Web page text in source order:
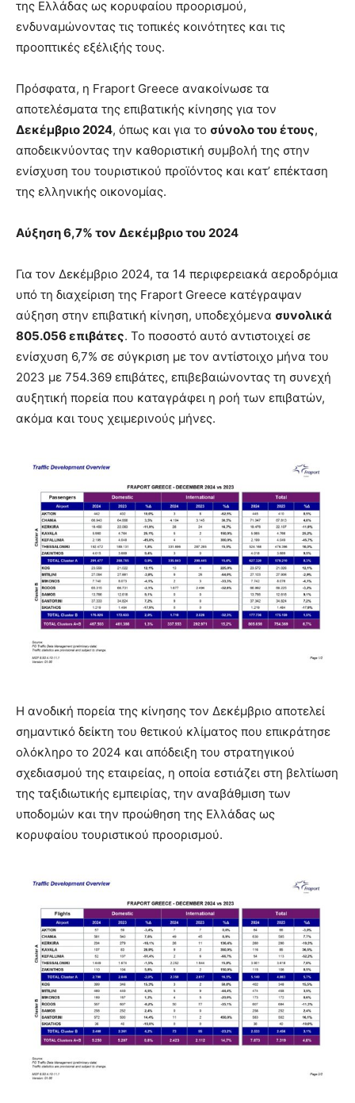
της Ελλάδας ως κορυφαίου προορισμού,
ενδυναμώνοντας τις τοπικές κοινότητες και τις
προοπτικές εξέλιξής τους.
Πρόσφατα, η Fraport Greece ανακοίνωσε τα
αποτελέσματα της επιβατικής κίνησης για τον
Δεκέμβριο 2024, όπως και για το σύνολο του έτους,
αποδεικνύοντας την καθοριστική συμβολή της στην
ενίσχυση του τουριστικού προϊόντος και κατ’ επέκταση
της ελληνικής οικονομίας.
Αύξηση 6,7% τον Δεκέμβριο του 2024
Για τον Δεκέμβριο 2024, τα 14 περιφερειακά αεροδρόμια
υπό τη διαχείριση της Fraport Greece κατέγραψαν
αύξηση στην επιβατική κίνηση, υποδεχόμενα συνολικά
805.056 επιβάτες. Το ποσοστό αυτό αντιστοιχεί σε
ενίσχυση 6,7% σε σύγκριση με τον αντίστοιχο μήνα του
2023 με 754.369 επιβάτες, επιβεβαιώνοντας τη συνεχή
αυξητική πορεία που καταγράφει η ροή των επιβατών,
ακόμα και τους χειμερινούς μήνες.
Η ανοδική πορεία της κίνησης τον Δεκέμβριο αποτελεί
σημαντικό δείκτη του θετικού κλίματος που επικράτησε
ολόκληρο το 2024 και απόδειξη του στρατηγικού
σχεδιασμού της εταιρείας, η οποία εστιάζει στη βελτίωση
της ταξιδιωτικής εμπειρίας, την αναβάθμιση των
υποδομών και την προώθηση της Ελλάδας ως
κορυφαίου τουριστικού προορισμού.